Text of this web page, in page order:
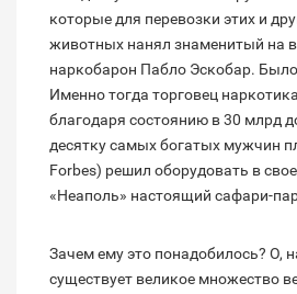
которые для перевозки этих и
животных нанял знаменитый на
наркобарон Пабло Эскобар. Было
Именно тогда торговец
благодаря состоянию в 30 млрд
десятку самых богатых мужчин
Forbes) решил оборудовать в
«Неаполь» настоящий сафари-
Зачем ему это понадобилось? О,
существует великое множество